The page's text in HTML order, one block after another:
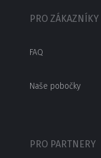
PRO ZÁKAZNÍKY
FAQ
Naše pobočky
PRO PARTNERY